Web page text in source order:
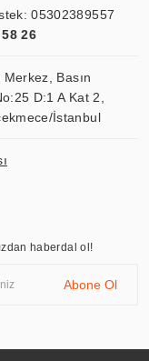
05302389557
26
Basın
D:1 A Kat 2,
İstanbul
haberdal ol!
Abone Ol